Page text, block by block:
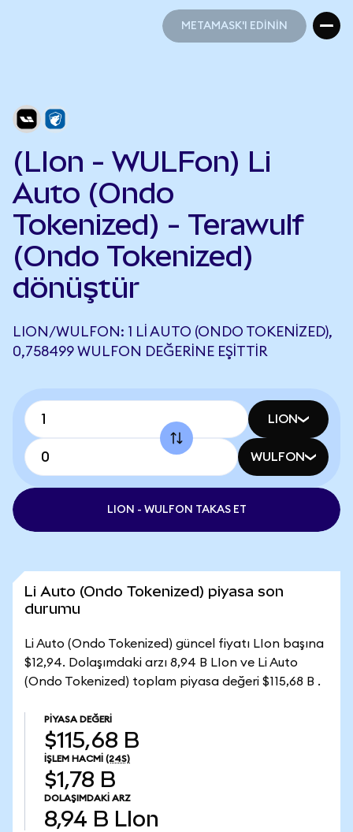
METAMASK'I EDİNİN
(LIon - WULFon) Li
Auto (Ondo
Tokenized) - Terawulf
(Ondo Tokenized)
dönüştür
LION/WULFON: 1 LI AUTO (ONDO TOKENIZED),
0,758499 WULFON DEĞERINE EŞITTIR
LION
WULFON
LION - WULFON TAKAS ET
Li Auto (Ondo Tokenized) piyasa son
durumu
Li Auto (Ondo Tokenized) güncel fiyatı LIon başına
$12,94. Dolaşımdaki arzı 8,94 B LIon ve Li Auto
(Ondo Tokenized) toplam piyasa değeri $115,68 B .
PIYASA DEĞERI
$115,68 B
İŞLEM HACMI (24S)
$1,78 B
DOLAŞIMDAKI ARZ
8,94 B LIon